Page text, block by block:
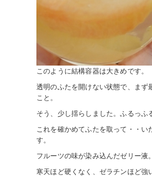
このように結構容器は大きめです。
透明のふたを開けない状態で、まず
こと。
そう、少し揺らしました。ふるっふ
これを確かめてふたを取って・・い
す。
フルーツの味が染み込んだゼリー液。
寒天ほど硬くなく、ゼラチンほど強